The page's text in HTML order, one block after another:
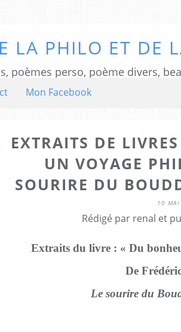
LA PHILO ET DE
poèmes perso, poème divers,
Mon Facebook
EXTRAITS DE
UN VOYAGE
SOURIRE DU
10
Rédigé par renal et
Extraits du livre : « Du
De
Le sourire du